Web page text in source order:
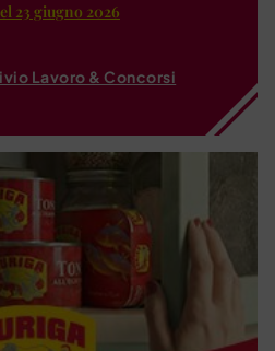
23 giugno 2026
Lavoro & Concorsi